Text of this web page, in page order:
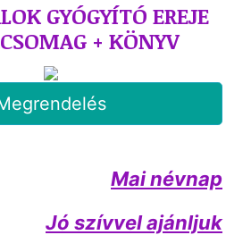
GYÓGYÍTÓ EREJE
+ KÖNYV
Mai névnap
Jó szívvel ajánljuk